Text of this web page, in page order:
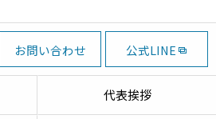
お問い合わせ 公式LINE
代表挨拶